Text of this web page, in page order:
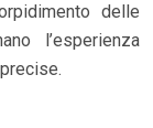
delle
l’esperienza